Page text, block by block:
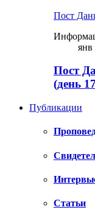
Пост
янв
Пост
(день
Публикации
Статьи